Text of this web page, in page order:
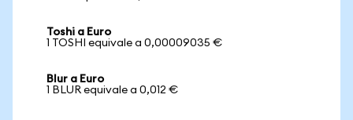
Toshi a Euro
1 TOSHI equivale a 0,00009035 €
Blur a Euro
1 BLUR equivale a 0,012 €